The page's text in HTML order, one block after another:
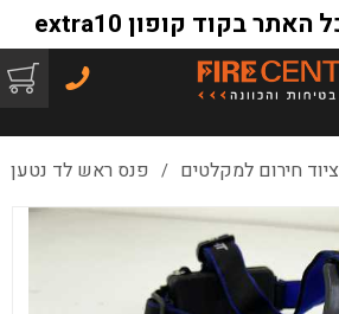
ציוד חירום למקלטים / פנס ראש לד נטען